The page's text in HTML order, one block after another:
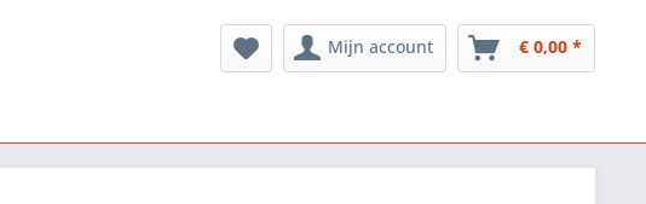
Mijn account € 0,00 *